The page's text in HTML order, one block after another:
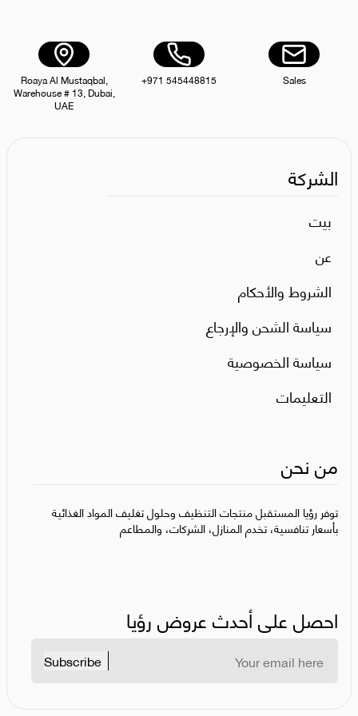
Sales
+971 545448815
Roaya Al Mustaqbal,
Warehouse # 13, Dubai,
UAE
الشركة
بيت
عن
الشروط والأحكام
سياسة الشحن والإرجاع
سياسة الخصوصية
التعليمات
من نحن
توفر رؤيا المستقبل منتجات التنظيف وحلول تغليف المواد الغذائية
بأسعار تنافسية، تخدم المنازل، الشركات، والمطاعم
احصل على أحدث عروض رؤيا
Subscribe